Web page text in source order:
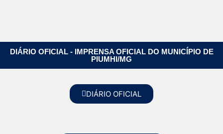
DIÁRIO OFICIAL - IMPRENSA OFICIAL DO MUNICÍPIO DE
PIUMHI/MG
DIÁRIO OFICIAL